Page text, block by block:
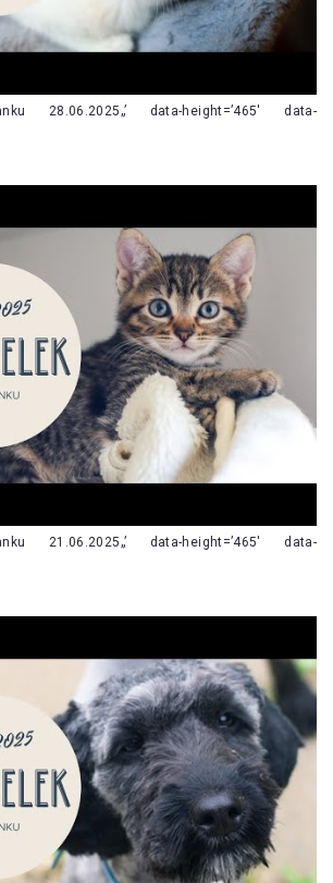
28.06.2025„’ data-height=’465′ data-
21.06.2025„’ data-height=’465′ data-